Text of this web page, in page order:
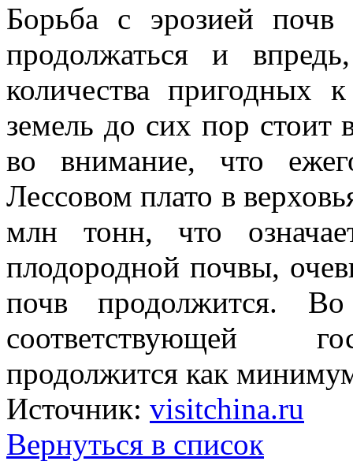
Борьба с эрозией
продолжаться и
количества пригодных
земель до сих пор
во внимание, что
Лессовом плато в
млн тонн, что
плодородной почвы,
почв продолжится. Во
соответствующей
продолжится как
Источник: visitchina.ru
Вернуться в список